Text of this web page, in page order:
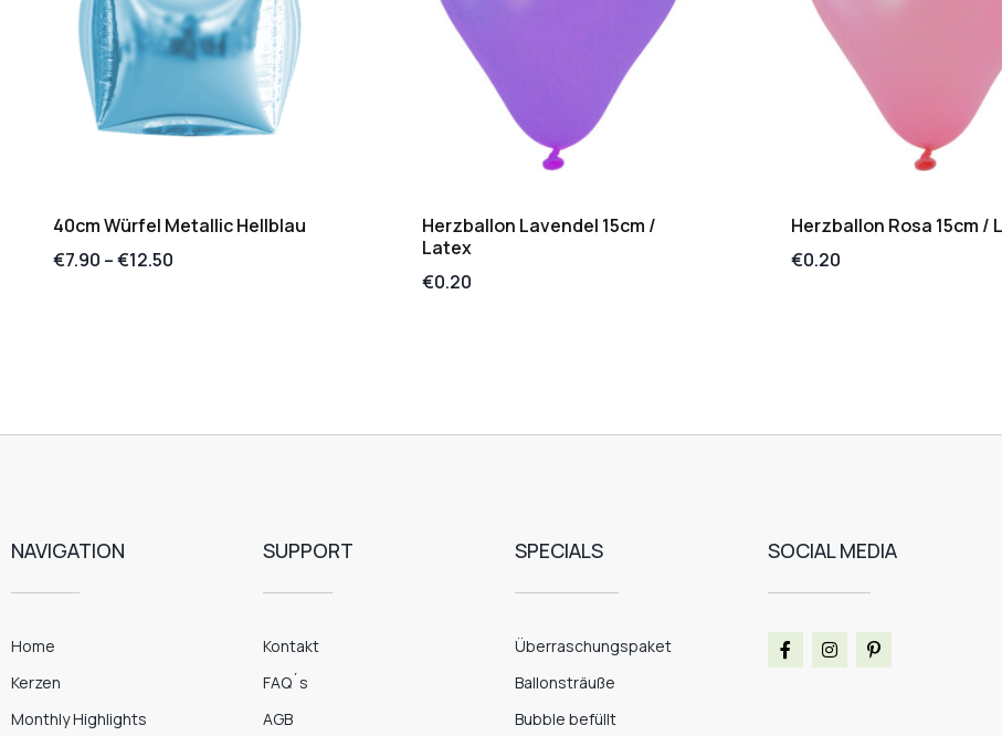
40cm Würfel Metallic Hellblau
€7.90 –€12.50
Herzballon Lavendel 15cm /
Latex
€0.20
Herzballon Rosa 15cm /
€0.20
NAVIGATION
Home
Kerzen
Monthly Highlights
SUPPORT
Kontakt
FAQ´s
AGB
SPECIALS
Überraschungspaket
Ballonsträuße
Bubble befüllt
SOCIAL MEDIA